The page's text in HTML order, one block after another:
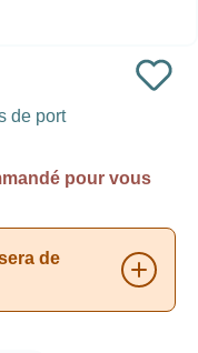
de port
pour vous
de